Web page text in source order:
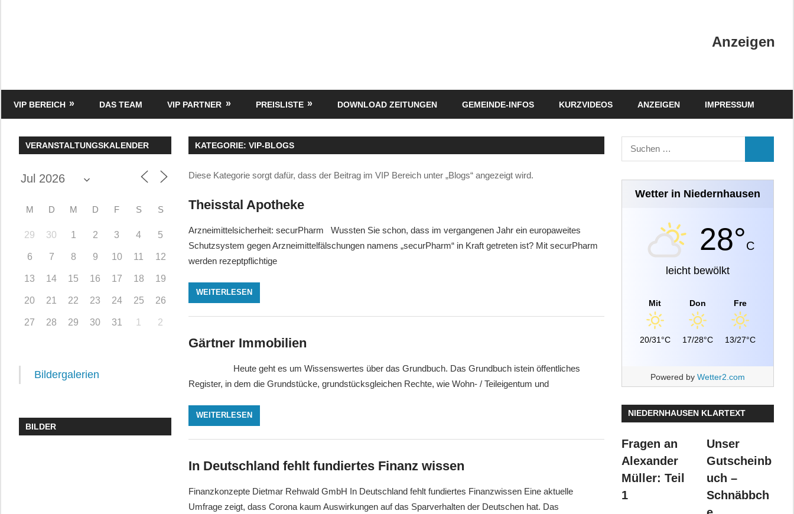
Media
Anzeigen
VIP BEREICH DAS TEAM VIP PARTNER PREISLISTE DOWNLOAD ZEITUNGEN GEMEINDE-INFOS KURZVIDEOS ANZEIGEN IMPRESSUM
KATEGORIE:VIP-BLOGS
Diese Kategorie sorgt dafür, dass der Beitrag im VIP Bereich unter „Blogs“ angezeigt wird.
Theisstal Apotheke
Arzneimittelsicherheit: securPharm Wussten Sie schon, dass im vergangenen Jahr ein europaweites
Schutzsystem gegen Arzneimittelfälschungen namens „securPharm“ in Kraft getreten ist? Mit securPharm
werden rezeptpflichtige
WEITERLESEN
Gärtner Immobilien
Heute geht es um Wissenswertes über das Grundbuch. Das Grundbuch istein öffentliches
Register, in dem die Grundstücke, grundstücksgleichen Rechte, wie Wohn- / Teileigentum und
WEITERLESEN
In Deutschland fehlt fundiertes Finanz wissen
Finanzkonzepte Dietmar Rehwald GmbH In Deutschland fehlt fundiertes Finanzwissen Eine aktuelle
Umfrage zeigt, dass Corona kaum Auswirkungen auf das Sparverhalten der Deutschen hat. Das
VERANSTALTUNGSKALENDER
M D M D F S S
29 30 1 2 3 4 5
6 7 8 9 10 11 12
13 14 15 16 17 18 19
20 21 22 23 24 25 26
27 28 29 30 31 1 2
Bildergalerien
BILDER
Suchen
nach:
Wetter in Niedernhausen
28°C
leicht bewölkt
Mit
20/31°C
Don
17/28°C
Fre
13/27°C
Powered by Wetter2.com
NIEDERNHAUSEN KLARTEXT
Fragen an
Alexander
Müller: Teil
1
Unser
Gutscheinb
uch –
Schnäbbch